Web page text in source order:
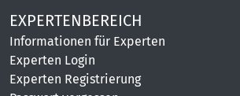
EXPERTENBEREICH
Informationen für Experten
Experten Login
Experten Registrierung